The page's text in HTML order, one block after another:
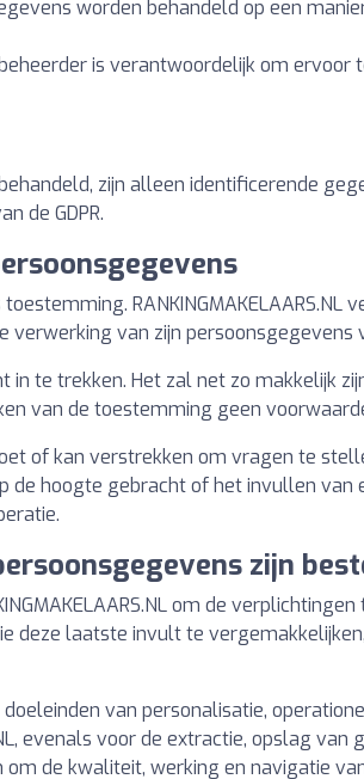
worden behandeld op een
is verantwoordelijk om ervoor
zijn alleen identificerende
de GDPR.
RANKINGMAKELAARS.NL
van zijn persoonsgegevens
te trekken. Het zal net zo makkelijk
van de toestemming geen
of kan verstrekken om vragen te
de hoogte gebracht of het invullen
zijn
om de
deze laatste invult te
van personalisatie,
evenals voor de extractie, opslag
de kwaliteit, werking en navigatie